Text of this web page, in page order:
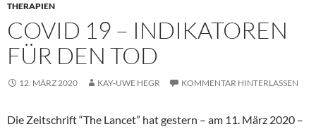
THERAPIEN
COVID 19 – INDIKATOREN
FÜR DEN TOD
12. MÄRZ 2020 KAY-UWE HEGR KOMMENTAR HINTERLASSEN
Die Zeitschrift “The Lancet” hat gestern – am 11. März 2020 –